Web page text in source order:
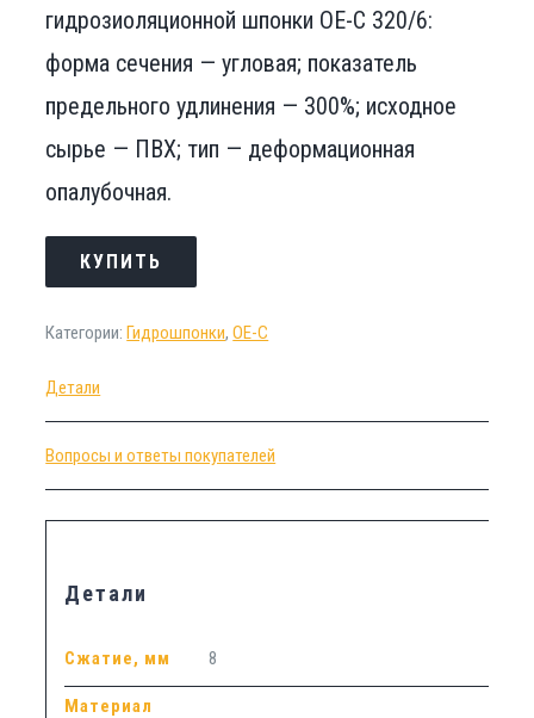
гидрозиоляционной шпонки ОЕ-С 320/6:
форма сечения — угловая; показатель
предельного удлинения — 300%; исходное
сырье — ПВХ; тип — деформационная
опалубочная.
КУПИТЬ
Категории:Гидрошпонки,ОЕ-С
Детали
Вопросы и ответы покупателей
Детали
Сжатие, мм 8
Материал